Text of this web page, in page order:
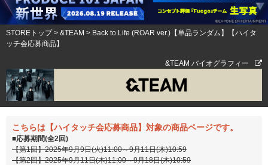
STOREトップ> &TEAM > Back to Life (ROAR ver.)【単品ランダム】【ハイタ
ッチ会応募商品】
&TEAM バイオグラフィー
こちらは【ハイタッチ会応募商品】対象の商品ページです。
■応募期間(全2回)
【第1回】2025年9月9日(火)11:00～9月11日(木)10:59
【第2回】2025年9月11日(木)11:00～9月18日(木)10:59